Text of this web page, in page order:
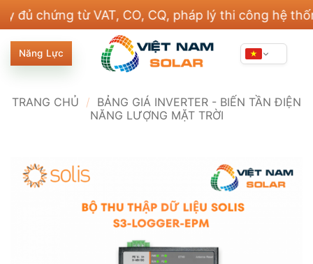
qua
nội
dung
từ VAT, CO, CQ, pháp lý thi công hệ thống điện
Năng Lực
TRANG CHỦ / BẢNG GIÁ INVERTER - BIẾN TẦN ĐIỆN
NĂNG LƯỢNG MẶT TRỜI